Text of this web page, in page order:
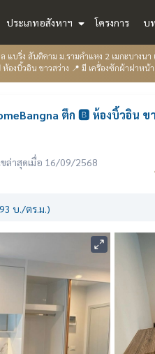
ประเภทอสังหาฯ โครงการ บ
แบริ่ง สันติคาม ม.รามคำแหง 2 เมกะบางนา
องบิ้วอิน ขาวสว่าง 📍 มี เครื่องซักผ้าฝาห
ตึก 🅱️ ห้องบิ้วอิน
ขล่าสุดเมื่อ 16/09/2568
บ./ตร.ม.)